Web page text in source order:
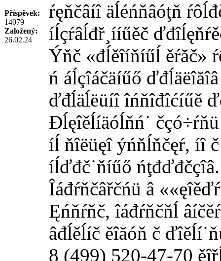
Příspěvek:
14079
Založený:
26.02.24
ŕęňčâíî äĺéńňâóţň
íĺçŕâĺđř¸ííűěč
Ýňč «đĺěîíňíűĺ ěŕăč»
ń áĺçîáčäíűő
ďđĺäĺëüíî îńňîđîćíűě
Đĺęîěĺíäóĺňń˙
íĺ ňîëüęî ýńňĺňčęŕ, íî
íĺďđč˙ňíűő
Îáđŕňčâřčńü â
Ęńňŕňč, îáđŕňčňĺ
âđĺěĺíč ěîăóň č
8 (499) 520-47-70